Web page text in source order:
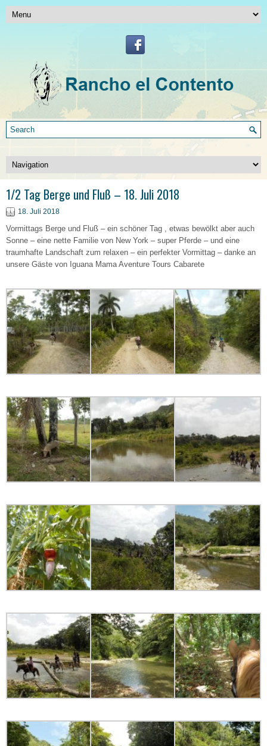
1/2 Tag Berge und Fluß – 18. Juli 2018
18. Juli 2018
Vormittags Berge und Fluß – ein schöner Tag , etwas bewölkt aber auch
Sonne – eine nette Familie von New York – super Pferde – und eine
traumhafte Landschaft zum relaxen – ein perfekter Vormittag – danke an
unsere Gäste von Iguana Mama Aventure Tours Cabarete